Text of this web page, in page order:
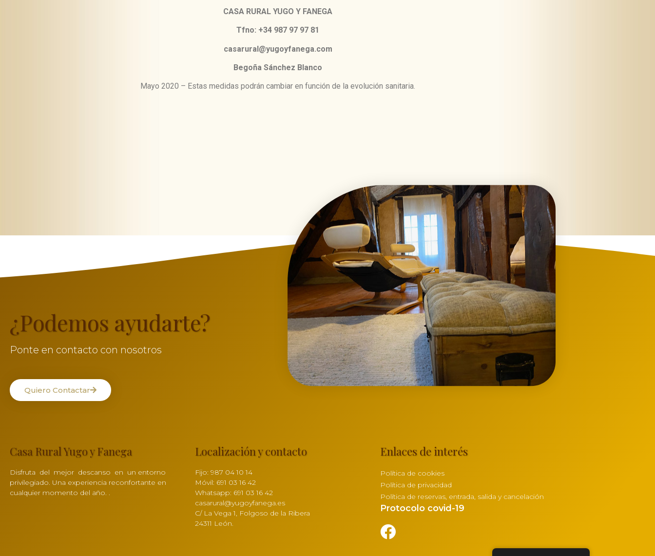
CASA RURAL YUGO Y FANEGA
Tfno: +34 987 97 97 81
casarural@yugoyfanega.com
Begoña Sánchez Blanco
Mayo 2020 – Estas medidas podrán cambiar en función de la evolución sanitaria.
¿Podemos ayudarte?
Ponte en contacto con nosotros
Quiero Contactar
Casa Rural Yugo y Fanega
Disfruta del mejor descanso en un entorno
privilegiado. Una experiencia reconfortante en
cualquier momento del año. .
Localización y contacto
Fijo: 987 04 10 14
Móvil: 691 03 16 42
Whatsapp: 691 03 16 42
casarural@yugoyfanega.es
C/ La Vega 1, Folgoso de la Ribera
24311 León.
Enlaces de interés
Política de cookies
Política de privacidad
Política de reservas, entrada, salida y cancelación
Protocolo covid-19